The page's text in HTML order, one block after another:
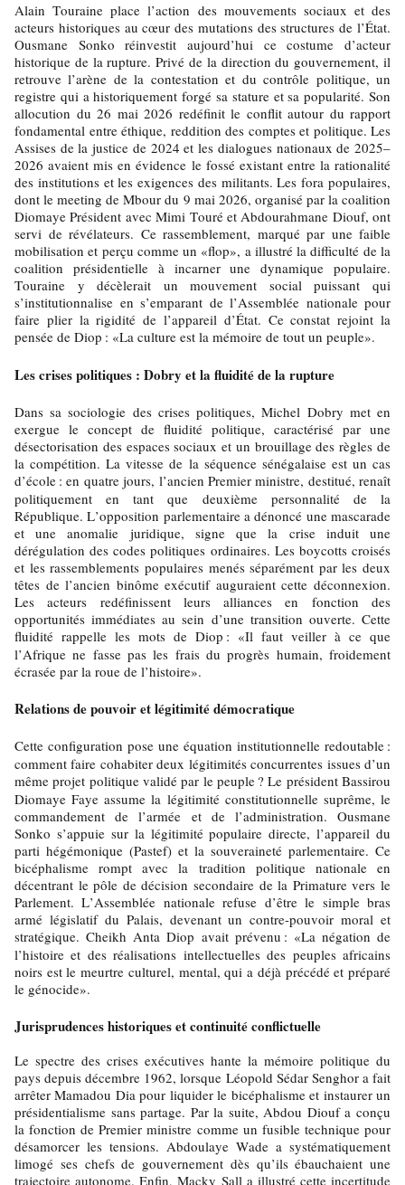
Alain Touraine place l’action des mouvements sociaux et des
acteurs historiques au cœur des mutations des structures de l’État.
Ousmane Sonko réinvestit aujourd’hui ce costume d’acteur
historique de la rupture. Privé de la direction du gouvernement, il
retrouve l’arène de la contestation et du contrôle politique, un
registre qui a historiquement forgé sa stature et sa popularité. Son
allocution du 26 mai 2026 redéfinit le conflit autour du rapport
fondamental entre éthique, reddition des comptes et politique. Les
Assises de la justice de 2024 et les dialogues nationaux de 2025–
2026 avaient mis en évidence le fossé existant entre la rationalité
des institutions et les exigences des militants. Les fora populaires,
dont le meeting de Mbour du 9 mai 2026, organisé par la coalition
Diomaye Président avec Mimi Touré et Abdourahmane Diouf, ont
servi de révélateurs. Ce rassemblement, marqué par une faible
mobilisation et perçu comme un «flop», a illustré la difficulté de la
coalition présidentielle à incarner une dynamique populaire.
Touraine y décèlerait un mouvement social puissant qui
s’institutionnalise en s’emparant de l’Assemblée nationale pour
faire plier la rigidité de l’appareil d’État. Ce constat rejoint la
pensée de Diop : «La culture est la mémoire de tout un peuple».
Les crises politiques : Dobry et la fluidité de la rupture
Dans sa sociologie des crises politiques, Michel Dobry met en
exergue le concept de fluidité politique, caractérisé par une
désectorisation des espaces sociaux et un brouillage des règles de
la compétition. La vitesse de la séquence sénégalaise est un cas
d’école : en quatre jours, l’ancien Premier ministre, destitué, renaît
politiquement en tant que deuxième personnalité de la
République. L’opposition parlementaire a dénoncé une mascarade
et une anomalie juridique, signe que la crise induit une
dérégulation des codes politiques ordinaires. Les boycotts croisés
et les rassemblements populaires menés séparément par les deux
têtes de l’ancien binôme exécutif auguraient cette déconnexion.
Les acteurs redéfinissent leurs alliances en fonction des
opportunités immédiates au sein d’une transition ouverte. Cette
fluidité rappelle les mots de Diop : «Il faut veiller à ce que
l’Afrique ne fasse pas les frais du progrès humain, froidement
écrasée par la roue de l’histoire».
Relations de pouvoir et légitimité démocratique
Cette configuration pose une équation institutionnelle redoutable :
comment faire cohabiter deux légitimités concurrentes issues d’un
même projet politique validé par le peuple ? Le président Bassirou
Diomaye Faye assume la légitimité constitutionnelle suprême, le
commandement de l’armée et de l’administration. Ousmane
Sonko s’appuie sur la légitimité populaire directe, l’appareil du
parti hégémonique (Pastef) et la souveraineté parlementaire. Ce
bicéphalisme rompt avec la tradition politique nationale en
décentrant le pôle de décision secondaire de la Primature vers le
Parlement. L’Assemblée nationale refuse d’être le simple bras
armé législatif du Palais, devenant un contre-pouvoir moral et
stratégique. Cheikh Anta Diop avait prévenu : «La négation de
l’histoire et des réalisations intellectuelles des peuples africains
noirs est le meurtre culturel, mental, qui a déjà précédé et préparé
le génocide».
Jurisprudences historiques et continuité conflictuelle
Le spectre des crises exécutives hante la mémoire politique du
pays depuis décembre 1962, lorsque Léopold Sédar Senghor a fait
arrêter Mamadou Dia pour liquider le bicéphalisme et instaurer un
présidentialisme sans partage. Par la suite, Abdou Diouf a conçu
la fonction de Premier ministre comme un fusible technique pour
désamorcer les tensions. Abdoulaye Wade a systématiquement
limogé ses chefs de gouvernement dès qu’ils ébauchaient une
trajectoire autonome. Enfin, Macky Sall a illustré cette incertitude